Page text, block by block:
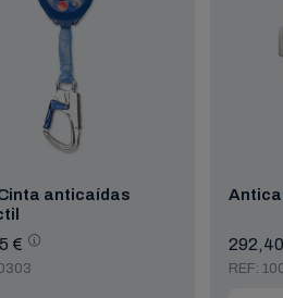
anticaídas
€
REF: